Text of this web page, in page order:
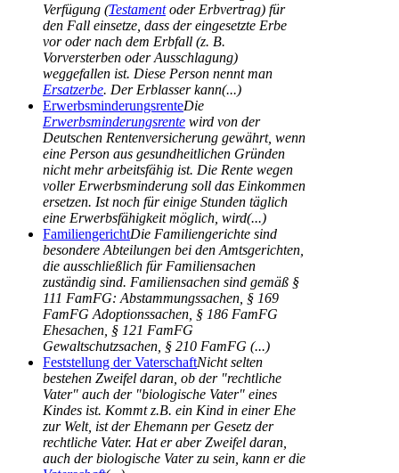
Verfügung (Testamentoder Erbvertrag) für
den Fall einsetze, dass der eingesetzte Erbe
vor oder nach dem Erbfall (z. B.
Vorversterben oder Ausschlagung)
weggefallen ist. Diese Person nennt man
Ersatzerbe. Der Erblasser kann(...)
ErwerbsminderungsrenteDie
Erwerbsminderungsrente wird von der
Deutschen Rentenversicherung gewährt, wenn
eine Person aus gesundheitlichen Gründen
nicht mehr arbeitsfähig ist. Die Rente wegen
voller Erwerbsminderung soll das Einkommen
ersetzen. Ist noch für einige Stunden täglich
eine Erwerbsfähigkeit möglich, wird(...)
FamiliengerichtDie Familiengerichte sind
besondere Abteilungen bei den Amtsgerichten,
die ausschließlich für Familiensachen
zuständig sind. Familiensachen sind gemäß §
111 FamFG: Abstammungssachen, § 169
FamFG Adoptionssachen, § 186 FamFG
Ehesachen, § 121 FamFG
Gewaltschutzsachen, § 210 FamFG (...)
Feststellung der VaterschaftNicht selten
bestehen Zweifel daran, ob der "rechtliche
Vater" auch der "biologische Vater" eines
Kindes ist. Kommt z.B. ein Kind in einer Ehe
zur Welt, ist der Ehemann per Gesetz der
rechtliche Vater. Hat er aber Zweifel daran,
auch der biologische Vater zu sein, kann er die